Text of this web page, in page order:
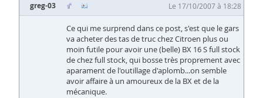
greg-03
Le 17/10/2007 à 18:28
Ce qui me surprend dans ce post, s'est que le gars
va acheter des tas de truc chez Citroen plus ou
moin futile pour avoir une (belle) BX 16 S full stock
de chez full stock, qui bosse très proprement avec
aparament de l'outillage d'aplomb...on semble
avoir affaire à un amoureux de la BX et de la
mécanique.